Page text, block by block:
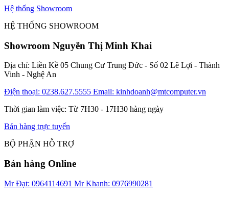
Hệ thống Showroom
HỆ THỐNG SHOWROOM
Showroom Nguyễn Thị Minh Khai
Địa chỉ: Liền Kề 05 Chung Cư Trung Đức - Số 02 Lê Lợi - Thành
Vinh - Nghệ An
Điện thoại: 0238.627.5555 Email: kinhdoanh@mtcomputer.vn
Thời gian làm việc: Từ 7H30 - 17H30 hàng ngày
Bán hàng trực tuyến
BỘ PHẬN HỖ TRỢ
Bán hàng Online
Mr Đạt: 0964114691 Mr Khanh: 0976990281